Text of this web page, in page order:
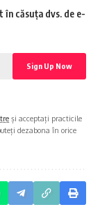
căsuța dvs. de e-
și acceptați practicile
dezabona în orice